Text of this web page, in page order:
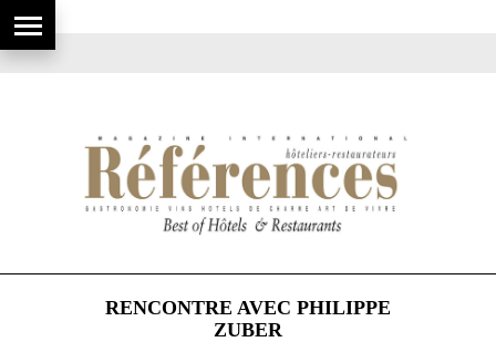
RENCONTRE AVEC PHILIPPE
ZUBER